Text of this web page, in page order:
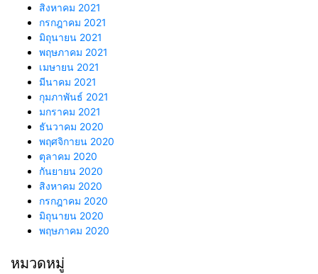
สิงหาคม 2021
กรกฎาคม 2021
มิถุนายน 2021
พฤษภาคม 2021
เมษายน 2021
มีนาคม 2021
กุมภาพันธ์ 2021
มกราคม 2021
ธันวาคม 2020
พฤศจิกายน 2020
ตุลาคม 2020
กันยายน 2020
สิงหาคม 2020
กรกฎาคม 2020
มิถุนายน 2020
พฤษภาคม 2020
หมวดหมู่